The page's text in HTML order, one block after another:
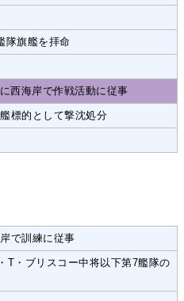
隊旗艦を拝命
西海岸で作戦活動に従事
標的として撃沈処分
で訓練に従事
T・ブリスコー中将以下第7艦隊の